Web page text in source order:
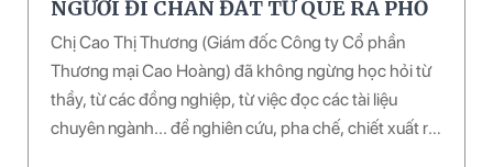
NGƯỜI ĐI CHÂN ĐẤT TỪ QUÊ RA PHỐ
Chị Cao Thị Thương (Giám đốc Công ty Cổ phần
Thương mại Cao Hoàng) đã không ngừng học hỏi từ
thầy, từ các đồng nghiệp, từ việc đọc các tài liệu
chuyên ngành... để nghiên cứu, pha chế, chiết xuất ra